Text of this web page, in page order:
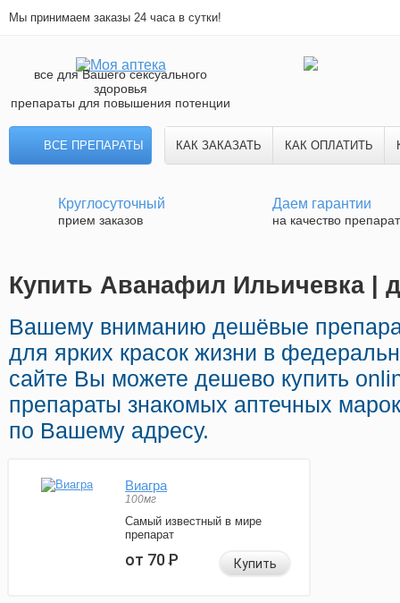
Мы принимаем заказы 24 часа в сутки!
все для Вашего сексуального
здоровья
препараты для повышения потенции
ВСЕ ПРЕПАРАТЫ КАК ЗАКАЗАТЬ КАК ОПЛАТИТЬ
Круглосуточный
прием заказов
Даем гарантии
на качество
Купить Аванафил Ильичевка |
Вашему вниманию дешёвые
для ярких красок жизни в
сайте Вы можете дешево купить
препараты знакомых аптечных
по Вашему адресу.
Виагра
100мг
Самый известный в мире
препарат
от 70Р Купить